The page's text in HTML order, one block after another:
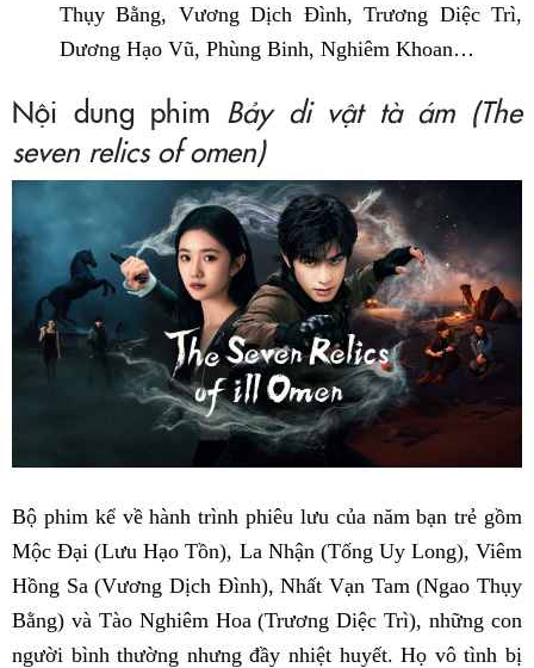
Thụy Bằng, Vương Dịch Đình, Trương Diệc Trì,
Dương Hạo Vũ, Phùng Binh, Nghiêm Khoan…
Nội dung phim Bảy di vật tà ám (The
seven relics of omen)
Bộ phim kể về hành trình phiêu lưu của năm bạn trẻ gồm
Mộc Đại (Lưu Hạo Tồn), La Nhận (Tống Uy Long), Viêm
Hồng Sa (Vương Dịch Đình), Nhất Vạn Tam (Ngao Thụy
Bằng) và Tào Nghiêm Hoa (Trương Diệc Trì), những con
người bình thường nhưng đầy nhiệt huyết. Họ vô tình bị